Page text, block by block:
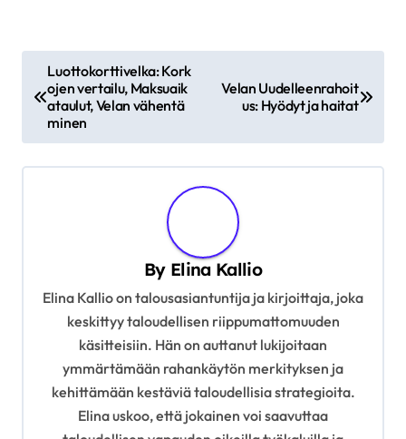
o
Luottokorttivelka: Kork
ojen vertailu, Maksuaik
ataulut, Velan vähentä
minen
Velan Uudelleenrahoit
us: Hyödyt ja haitat
By Elina Kallio
Elina Kallio on talousasiantuntija ja kirjoittaja, joka
keskittyy taloudellisen riippumattomuuden
käsitteisiin. Hän on auttanut lukijoitaan
ymmärtämään rahankäytön merkityksen ja
kehittämään kestäviä taloudellisia strategioita.
Elina uskoo, että jokainen voi saavuttaa